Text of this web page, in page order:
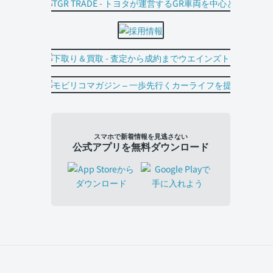
スマホで新着情報を見逃さない
公式アプリを無料ダウンロード